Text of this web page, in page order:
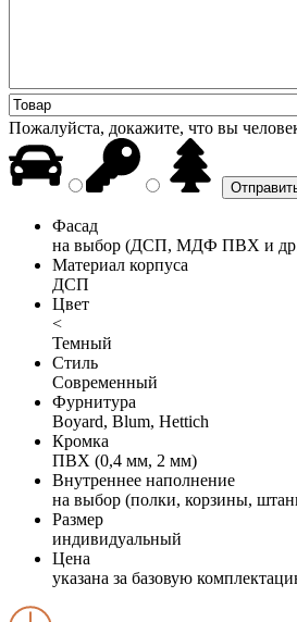
Пожалуйста, докажите, что вы
Фасад
на выбор (ДСП, МДФ ПВХ и
Материал корпуса
ДСП
Цвет
<
Темный
Стиль
Современный
Фурнитура
Boyard, Blum, Hettich
Кромка
ПВХ (0,4 мм, 2 мм)
Внутреннее наполнение
на выбор (полки, корзины,
Размер
индивидуальный
Цена
указана за базовую